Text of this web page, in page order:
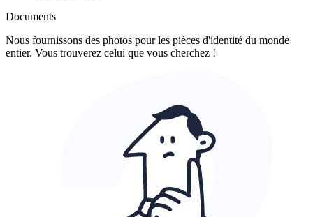
Documents
Nous fournissons des photos pour les pièces d'identité du monde
entier. Vous trouverez celui que vous cherchez !